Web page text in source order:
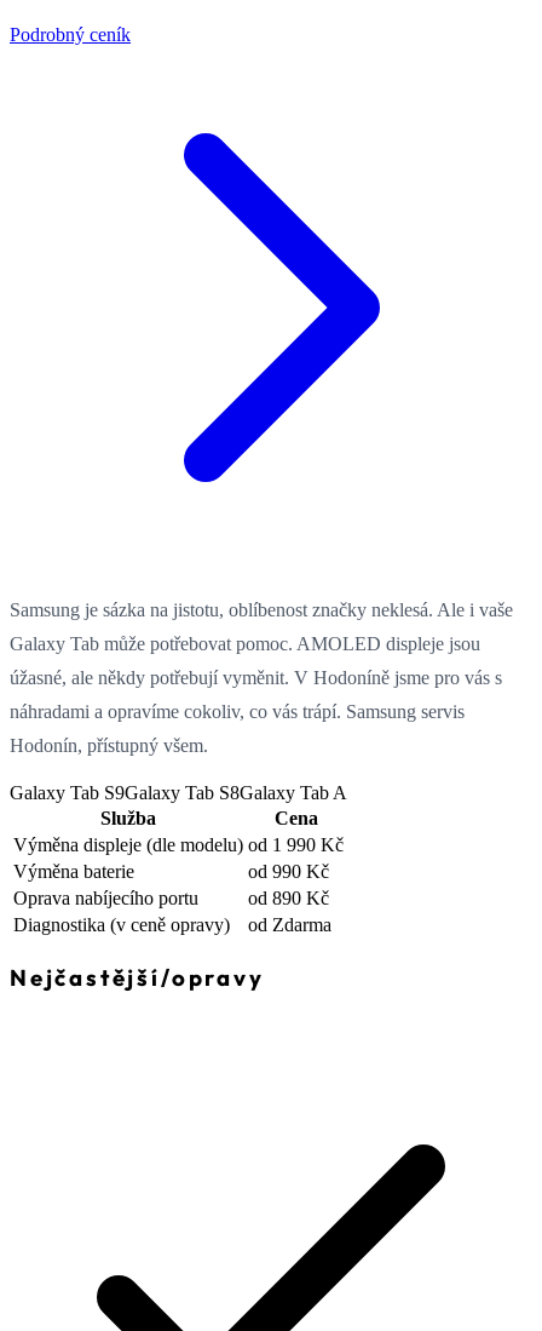
Podrobný ceník
Samsung je sázka na jistotu, oblíbenost značky neklesá. Ale i vaše
Galaxy Tab může potřebovat pomoc. AMOLED displeje jsou
úžasné, ale někdy potřebují vyměnit. V Hodoníně jsme pro vás s
náhradami a opravíme cokoliv, co vás trápí. Samsung servis
Hodonín, přístupný všem.
Galaxy Tab S9Galaxy Tab S8Galaxy Tab A
Služba
Cena
Výměna displeje (dle modelu) od 1 990 Kč
Výměna baterie
od 990 Kč
Oprava nabíjecího portu
od 890 Kč
Diagnostika (v ceně opravy) od Zdarma
Nejčastější/opravy